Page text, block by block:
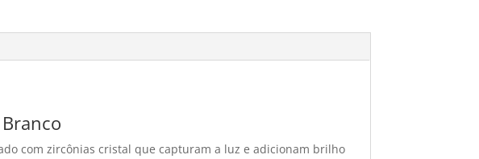
com zircônias cristal que capturam a luz e adicionam brilho